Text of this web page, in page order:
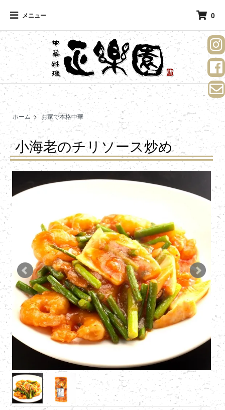
メニュー 0
ホーム > お家で本格中華
小海老のチリソース炒め